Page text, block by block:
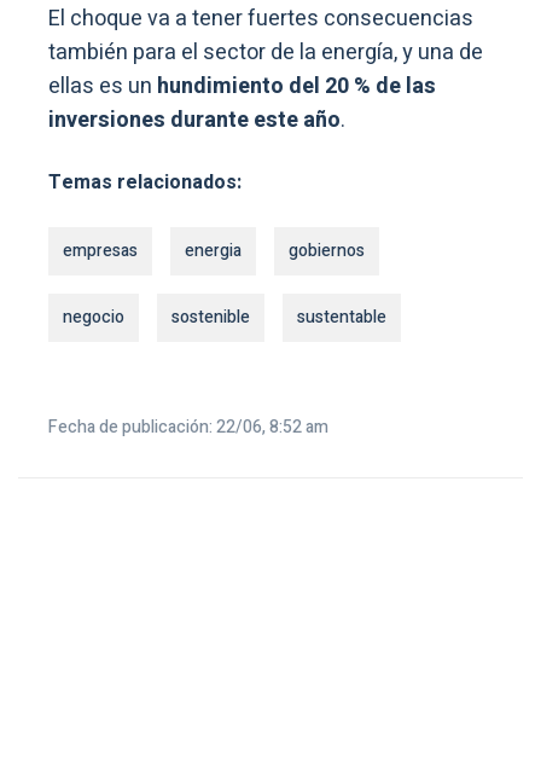
El choque va a tener fuertes consecuencias
también para el sector de la energía, y una de
ellas es un hundimiento del 20 % de las
inversiones durante este año.
Temas relacionados:
empresas energia gobiernos
negocio sostenible sustentable
Fecha de publicación: 22/06, 8:52 am